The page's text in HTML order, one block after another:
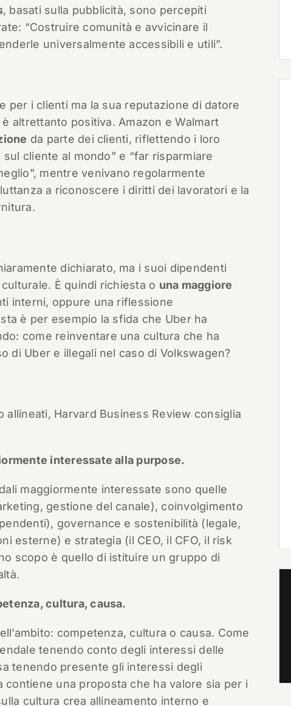
, basati sulla pubblicità, sono percepiti
“Costruire comunità e avvicinare il
universalmente accessibili e utili”.
per i clienti ma la sua reputazione di datore
altrettanto positiva. Amazon e Walmart
da parte dei clienti, riflettendo i loro
cliente al mondo” e “far risparmiare
mentre venivano regolarmente
a riconoscere i diritti dei lavoratori e la
dichiarato, ma i suoi dipendenti
È quindi richiesta o una maggiore
interni, oppure una riflessione
è per esempio la sfida che Uber ha
come reinventare una cultura che ha
di Uber e illegali nel caso di Volkswagen?
Harvard Business Review consiglia
interessate alla purpose.
maggiormente interessate sono quelle
gestione del canale), coinvolgimento
governance e sostenibilità (legale,
esterne) e strategia (il CEO, il CFO, il risk
scopo è quello di istituire un gruppo di
cultura, causa.
competenza, cultura o causa. Come
tenendo conto degli interessi delle
tenendo presente gli interessi degli
una proposta che ha valore sia per i
cultura crea allineamento interno e